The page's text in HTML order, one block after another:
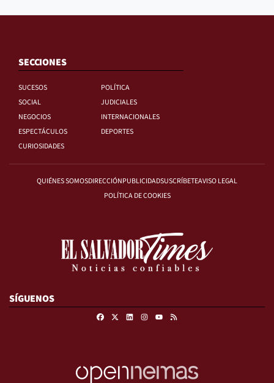
SECCIONES
SUCESOS
POLÍTICA
SOCIAL
JUDICIALES
NEGOCIOS
INTERNACIONALES
ESPECTÁCULOS
DEPORTES
CURIOSIDADES
QUIÉNES SOMOSDIRECCIÓNPUBLICIDADSUSCRÍBETEAVISO LEGAL
POLÍTICA DE COOKIES
SÍGUENOS
FacebookLinkedinInstagram